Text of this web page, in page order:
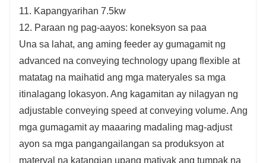
11. Kapangyarihan 7.5kw
12. Paraan ng pag-aayos: koneksyon sa paa
Una sa lahat, ang aming feeder ay gumagamit ng
advanced na conveying technology upang flexible at
matatag na maihatid ang mga materyales sa mga
itinalagang lokasyon. Ang kagamitan ay nilagyan ng
adjustable conveying speed at conveying volume. Ang
mga gumagamit ay maaaring madaling mag-adjust
ayon sa mga pangangailangan sa produksyon at
materyal na katangian upang matiyak ang tumpak na